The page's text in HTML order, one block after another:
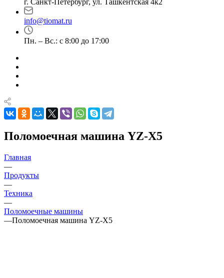
г. Санкт-Петербург, ул. Ташкентская 4к2
info@tiomat.ru
Пн. – Вс.: с 8:00 до 17:00
Поломоечная машина YZ-X5
Главная
—
Продукты
—
Техника
—
Поломоечные машины
—Поломоечная машина YZ-X5